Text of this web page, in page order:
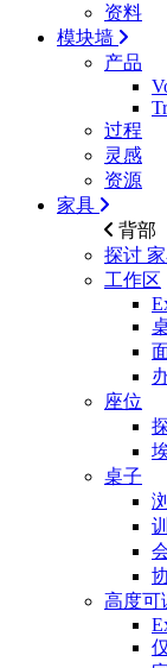
资料
模块墙
产品
过程
灵感
资源
家具
背部
探讨
工作区
座位
桌子
高度可